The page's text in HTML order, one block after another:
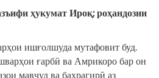
ҳукумат Ироқ; роҳандозии
ишғолшуда мутафовит буд.
ғарбӣ ва Амрикоро бар он
мавҷуд ва баҳрагирӣ аз